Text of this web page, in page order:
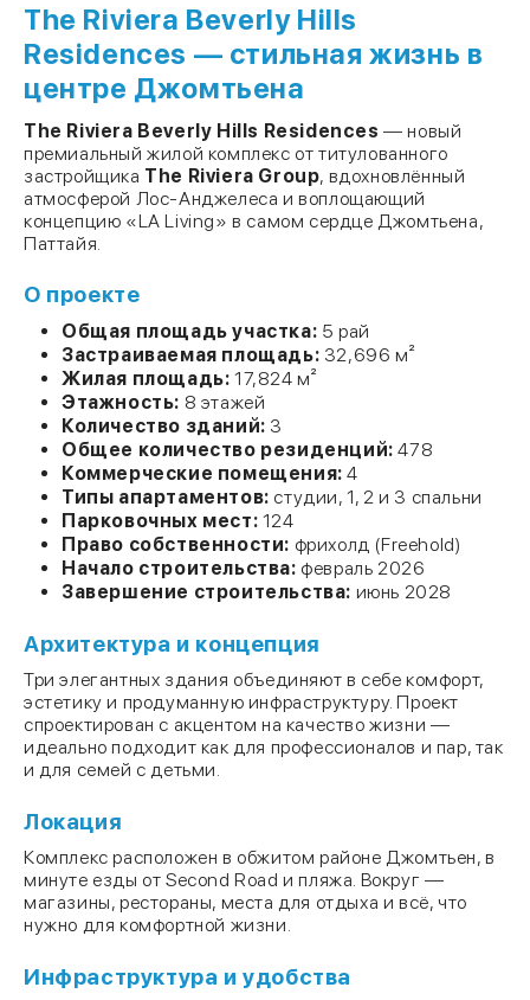
The Riviera Beverly Hills
Residences — стильная жизнь в
центре Джомтьена
The Riviera Beverly Hills Residences — новый
премиальный жилой комплекс от титулованного
застройщика The Riviera Group, вдохновлённый
атмосферой Лос-Анджелеса и воплощающий
концепцию «LA Living» в самом сердце Джомтьена,
Паттайя.
О проекте
Общая площадь участка: 5 рай
Застраиваемая площадь: 32,696 м²
Жилая площадь: 17,824 м²
Этажность: 8 этажей
Количество зданий: 3
Общее количество резиденций: 478
Коммерческие помещения: 4
Типы апартаментов: студии, 1, 2 и 3 спальни
Парковочных мест: 124
Право собственности: фрихолд (Freehold)
Начало строительства: февраль 2026
Завершение строительства: июнь 2028
Архитектура и концепция
Три элегантных здания объединяют в себе комфорт,
эстетику и продуманную инфраструктуру. Проект
спроектирован с акцентом на качество жизни —
идеально подходит как для профессионалов и пар, так
и для семей с детьми.
Локация
Комплекс расположен в обжитом районе Джомтьен, в
минуте езды от Second Road и пляжа. Вокруг —
магазины, рестораны, места для отдыха и всё, что
нужно для комфортной жизни.
Инфраструктура и удобства